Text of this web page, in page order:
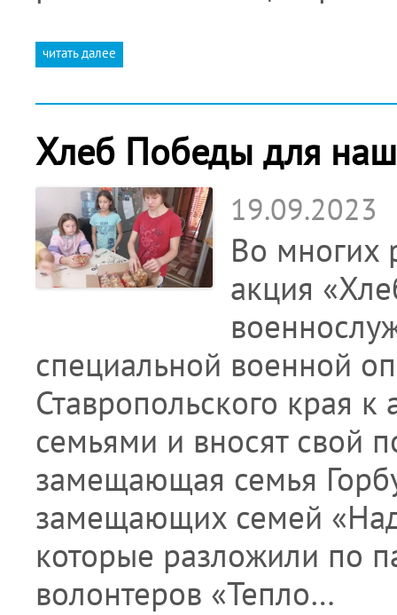
читать далее
Хлеб Победы для
19.09.2023
Во многих
акция
специальной военной
Ставропольского края
семьями и вносят свой
замещающая семья
замещающих семей
которые разложили по
волонтеров «Тепло…